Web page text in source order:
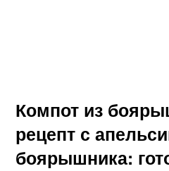
Компот из
рецепт с
боярышника: